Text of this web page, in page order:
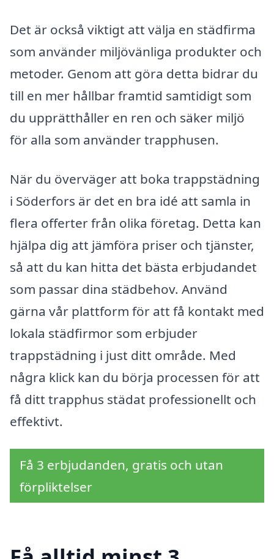
Det är också viktigt att välja en städfirma
som använder miljövänliga produkter och
metoder. Genom att göra detta bidrar du
till en mer hållbar framtid samtidigt som
du upprätthåller en ren och säker miljö
för alla som använder trapphusen.
När du överväger att boka trappstädning
i Söderfors är det en bra idé att samla in
flera offerter från olika företag. Detta kan
hjälpa dig att jämföra priser och tjänster,
så att du kan hitta det bästa erbjudandet
som passar dina städbehov. Använd
gärna vår plattform för att få kontakt med
lokala städfirmor som erbjuder
trappstädning i just ditt område. Med
några klick kan du börja processen för att
få ditt trapphus städat professionellt och
effektivt.
Få 3 erbjudanden, gratis och utan
förpliktelser